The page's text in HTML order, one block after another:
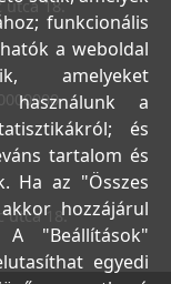
utca 18.
utca 18.
funkcionális
a weboldal
amelyeket
használunk a
és
tartalom és
Ha az "Összes
hozzájárul
"Beállítások"
egyedi